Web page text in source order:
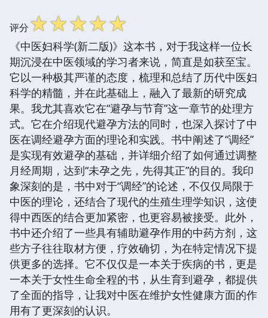
评分☆☆☆☆☆
《中医妇科学(新二版)》这本书，对于我这样一位长
期沉浸在中医领域的学习者来说，简直是如获至宝。
它以一种极其严谨的态度，梳理和总结了历代中医妇
科学的精髓，并在此基础上，融入了最新的研究成
果。我尤其喜欢它在“避孕与节育”这一章节的处理方
式。它在介绍现代避孕方法的同时，也深入探讨了中
医在调经避孕方面的理论和实践。书中阐述了“调经”
是实现有效避孕的基础，并详细介绍了如何通过调整
月经周期，达到“未孕之先，先得其正”的目的。我印
象深刻的是，书中对于“调经”的论述，不仅仅局限于
中医的理论，还结合了现代的生殖生理学知识，这使
得中西医的结合更加紧密，也更容易被接受。此外，
书中还介绍了一些具有辅助避孕作用的中药方剂，这
些方子往往取材方便，疗效确切，为在特定情况下提
供更多的选择。它不仅仅是一本关于疾病的书，更是
一本关于女性生命全程的书，从生育到避孕，都提供
了全面的指导，让我对中医在维护女性健康方面的作
用有了更深刻的认识。